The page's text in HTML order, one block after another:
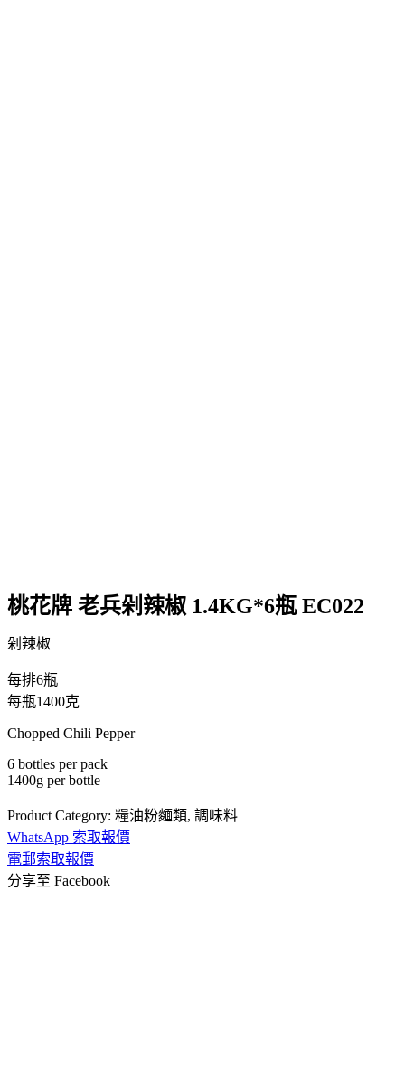
桃花牌 老兵剁辣椒 1.4KG*6瓶 EC022
剁辣椒
每排6瓶
每瓶1400克
Chopped Chili Pepper
6 bottles per pack
1400g per bottle
Product Category: 糧油粉麵類, 調味料
WhatsApp 索取報價
電郵索取報價
分享至 Facebook